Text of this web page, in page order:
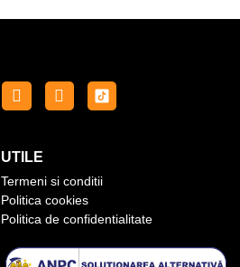
UTILE
Termeni si conditii
Politica cookies
Politica de confidentialitate